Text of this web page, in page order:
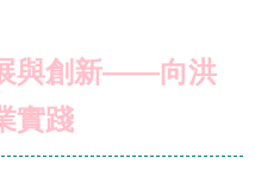
與創新——向洪
實踐